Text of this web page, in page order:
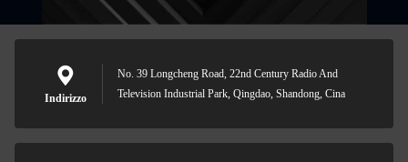
Indirizzo
No. 39 Longcheng Road, 22nd Century Radio And
Television Industrial Park, Qingdao, Shandong, Cina